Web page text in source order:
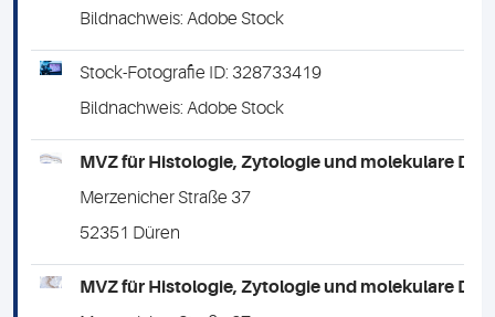
Bildnachweis: Adobe Stock
Stock-Fotografie ID: 328733419
Bildnachweis: Adobe Stock
MVZ für Histologie, Zytologie und molekulare
Merzenicher Straße 37
52351 Düren
MVZ für Histologie, Zytologie und molekulare